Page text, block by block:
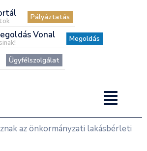
Pályáztatás
Vonal Megoldás
Ügyfélszolgálat